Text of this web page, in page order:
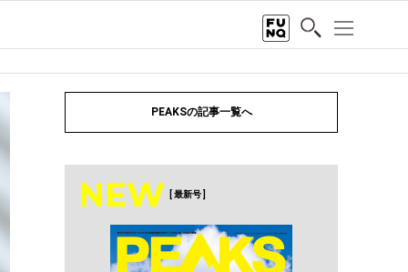
PEAKSの記事一覧へ
NEW [ 最新号 ]